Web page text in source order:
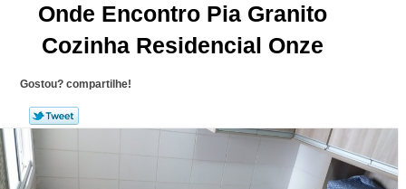
Onde Encontro Pia Granito
Cozinha Residencial Onze
Gostou? compartilhe!